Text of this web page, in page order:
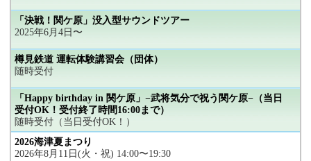
「決戦！関ケ原」没入型サウンドツアー
2025年6月4日〜
樽見鉄道 運転体験講習会（団体）
随時受付
「Happy birthday in 関ケ原」−武将気分で祝う関ケ原−（当日
受付OK！受付終了時間16:00まで）
随時受付（当日受付OK！）
2026海津夏まつり
2026年8月11日(火・祝) 14:00〜19:30